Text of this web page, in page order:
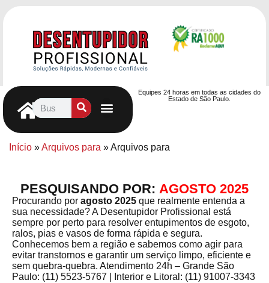
Equipes 24 horas em todas as cidades do
Estado de São Paulo.
Início »Arquivos para »Arquivos para
PESQUISANDO POR: AGOSTO 2025
Procurando por agosto 2025 que realmente entenda a
sua necessidade? A Desentupidor Profissional está
sempre por perto para resolver entupimentos de esgoto,
ralos, pias e vasos de forma rápida e segura.
Conhecemos bem a região e sabemos como agir para
evitar transtornos e garantir um serviço limpo, eficiente e
sem quebra-quebra. Atendimento 24h – Grande São
Paulo: (11) 5523-5767 | Interior e Litoral: (11) 91007-3343